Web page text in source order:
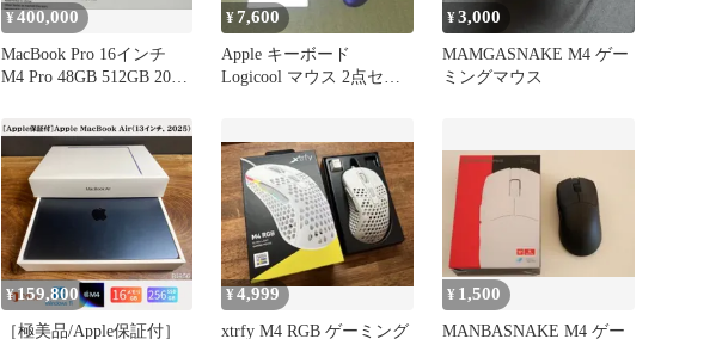
¥400,000
MacBook Pro 16インチ
M4 Pro 48GB 512GB 20コ
¥7,600
Apple キーボード
Logicool マウス 2点セッ
¥3,000
MAMGASNAKE M4 ゲー
ミングマウス
¥159,800
［極美品/Apple保証付］
¥4,999
xtrfy M4 RGB ゲーミング
¥ 1,500
MANBASNAKE M4 ゲー